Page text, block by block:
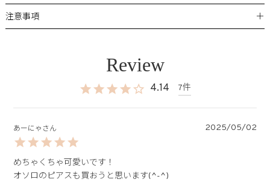
注意事項 ＋
4.14 7
あーにゃ 2025/05/02
めちゃくちゃ可愛いです！
オソロのピアスも買おうと思います(^-^)